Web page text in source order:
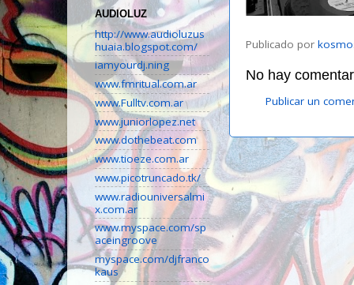
Publicado por
No hay
Publicar un
AUDIOLUZ
http://www.audioluzus
huaia.blogspot.com/
iamyourdj.ning
www.fmritual.com.ar
www.Fulltv.com.ar
www.juniorlopez.net
www.dothebeat.com
www.tioeze.com.ar
www.picotruncado.tk/
www.radiouniversalmi
x.com.ar
www.myspace.com/sp
aceingroove
myspace.com/djfranco
kaus